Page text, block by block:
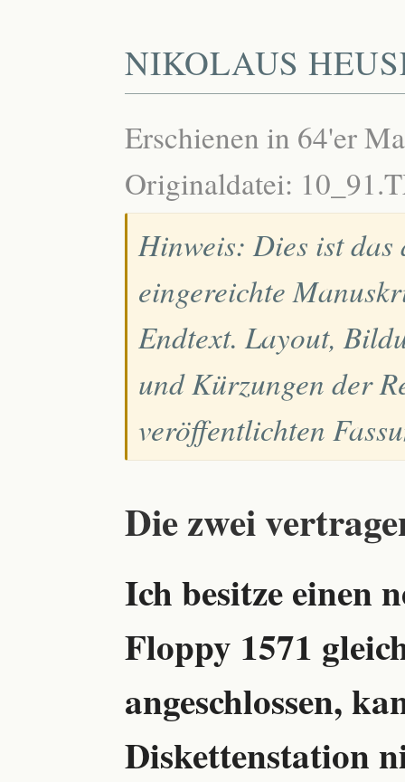
NIKOLAUS
Erschienen in 64'er
Originaldatei:
Hinweis: Dies ist das
eingereichte
Endtext. Layout,
und Kürzungen der
veröffentlichten
Die zwei
Ich besitze einen
Floppy 1571
angeschlossen,
Diskettenstation